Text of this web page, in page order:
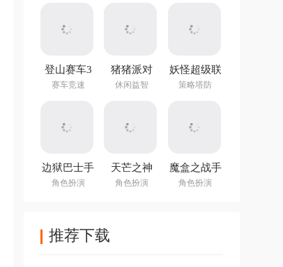
登山赛车3
官方正版
赛车竞速
猪猪派对
v3.18.1最新
休闲益智
妖怪超级联
赛手游官方
策略塔防
边狱巴士手
机版
角色扮演
天芒之神
v1.0.3官方
角色扮演
魔盒之战手
游
角色扮演
推荐下载